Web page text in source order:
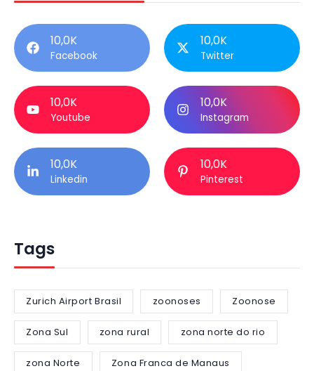
10,0K
Facebook
10,0K
Twitter
10,0K
Youtube
10,0K
Instagram
10,0K
Linkedin
10,0K
Pinterest
Tags
Zurich Airport Brasil zoonoses Zoonose
Zona Sul zona rural zona norte do rio
zona Norte Zona Franca de Manaus